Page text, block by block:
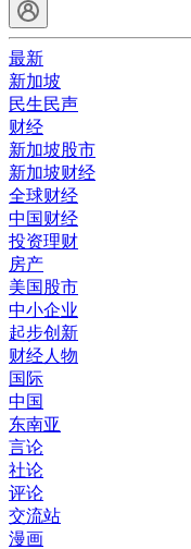
最新
新加坡
民生民声
财经
新加坡股市
新加坡财经
全球财经
中国财经
投资理财
房产
美国股市
中小企业
起步创新
财经人物
国际
中国
东南亚
言论
社论
评论
交流站
漫画